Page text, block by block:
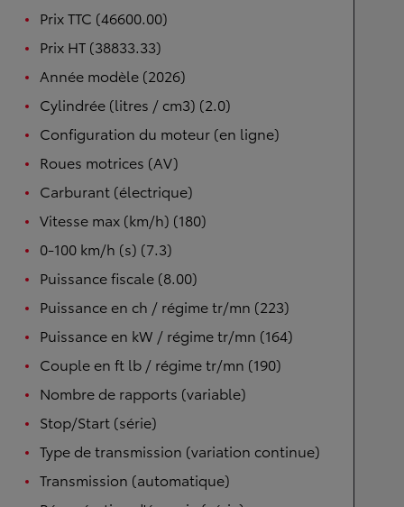
Prix TTC (46600.00)
Prix HT (38833.33)
Année modèle (2026)
Cylindrée (litres / cm3) (2.0)
Configuration du moteur (en ligne)
Roues motrices (AV)
Carburant (électrique)
Vitesse max (km/h) (180)
0-100 km/h (s) (7.3)
Puissance fiscale (8.00)
Puissance en ch / régime tr/mn (223)
Puissance en kW / régime tr/mn (164)
Couple en ft lb / régime tr/mn (190)
Nombre de rapports (variable)
Stop/Start (série)
Type de transmission (variation continue)
Transmission (automatique)